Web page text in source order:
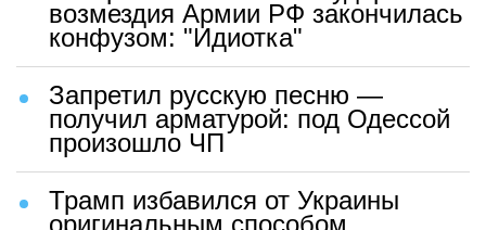
возмездия Армии РФ закончилась
конфузом: "Идиотка"
Запретил русскую песню —
получил арматурой: под Одессой
произошло ЧП
Трамп избавился от Украины